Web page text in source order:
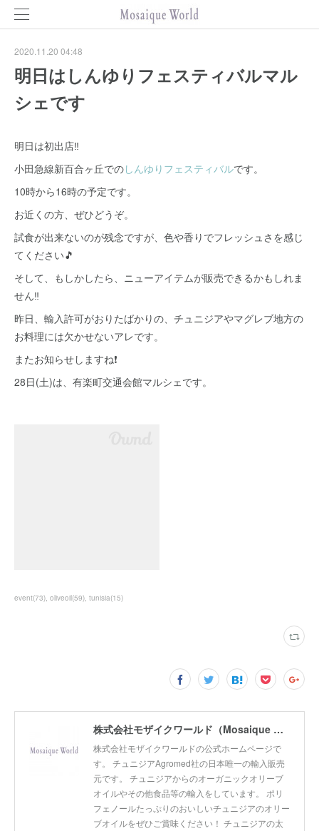
2020.11.20 04:48
明日はしんゆりフェスティバルマル
シェです
明日は初出店‼️
小田急線新百合ヶ丘でのしんゆりフェスティバルです。
10時から16時の予定です。
お近くの方、ぜひどうぞ。
試食が出来ないのが残念ですが、色や香りでフレッシュさを感じ
てください🎵
そして、もしかしたら、ニューアイテムが販売できるかもしれま
せん‼️
昨日、輸入許可がおりたばかりの、チュニジアやマグレブ地方の
お料理には欠かせないアレです。
またお知らせしますね❗
28日(土)は、有楽町交通会館マルシェです。
event(73) oliveoil(59) tunisia(15)
株式会社モザイクワールド（Mosaique World Co.,Ltd)
株式会社モザイクワールドの公式ホームページで
す。 チュニジアAgromed社の日本唯一の輸入販売
元です。 チュニジアからのオーガニックオリーブ
オイルやその他食品等の輸入をしています。 ポリ
フェノールたっぷりのおいしいチュニジアのオリー
ブオイルをぜひご賞味ください！ チュニジアの太